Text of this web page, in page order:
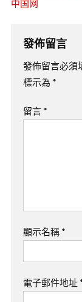
中国网
發佈留言
發佈留言必須
標示為 *
留言 *
顯示名稱 *
電子郵件地址